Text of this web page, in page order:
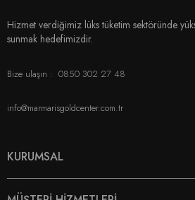
Hizmet verdiğimiz lüks tüketim sektöründe
sunmak hedefimizdir.
Bize ulaşın : 0850 302 27 48
info@marmarisgoldcenter.com.tr
KURUMSAL